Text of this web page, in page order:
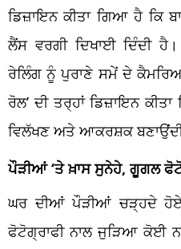
ਡਿਜ਼ਾਇਨ ਕੀਤਾ ਗਿਆ ਹੈ ਕਿ
ਲੈਂਸ ਵਰਗੀ ਦਿਖਾਈ ਦਿੰਦੀ
ਰੇਲਿੰਗ ਨੂੰ ਪੁਰਾਣੇ ਸਮੇਂ ਦੇ ਕੈਮਰਿਆਂ
ਰੋਲ’ ਦੀ ਤਰ੍ਹਾਂ ਡਿਜ਼ਾਇਨ
ਵਿਲੱਖਣ ਅਤੇ ਆਕਰਸ਼ਕ
ਪੌੜੀਆਂ ‘ਤੇ ਖ਼ਾਸ ਸੁਨੇਹੇ, ਗੂਗਲ
ਘਰ ਦੀਆਂ ਪੌੜੀਆਂ ਚੜ੍ਹਦੇ
ਫੋਟੋਗ੍ਰਾਫੀ ਨਾਲ ਜੁੜਿਆ ਕੋਈ